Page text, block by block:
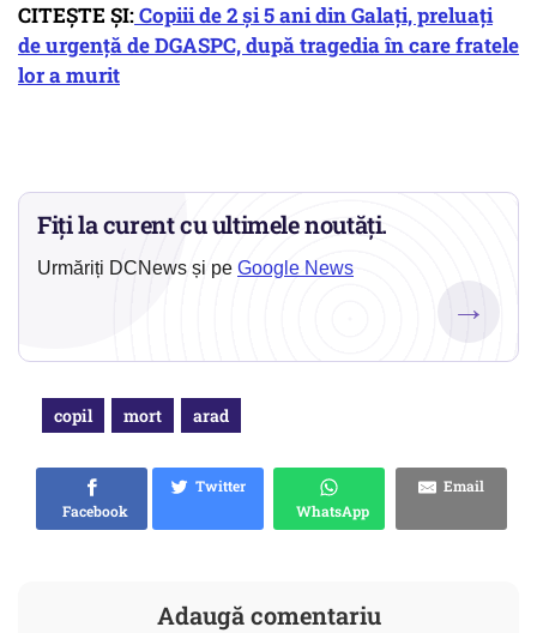
CITEȘTE ȘI:Copiii de 2 și 5 ani din Galați, preluați
de urgență de DGASPC, după tragedia în care fratele
lor a murit
Fiți la curent cu ultimele noutăți.
Urmăriți DCNews și pe Google News
→
copil mort arad
Facebook
Twitter
WhatsApp
Email
Adaugă comentariu